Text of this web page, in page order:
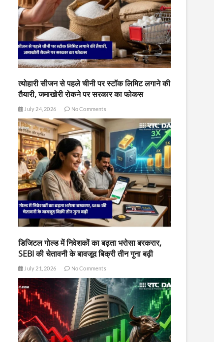
त्योहारी सीजन से पहले चीनी पर स्टॉक लिमिट लगाने की
तैयारी, जमाखोरी रोकने पर सरकार का फोकस
July 24, 2026 No Comments
डिजिटल गोल्ड में निवेशकों का बढ़ता भरोसा बरकरार,
SEBI की चेतावनी के बावजूद बिक्री तीन गुना बढ़ी
July 21, 2026 No Comments